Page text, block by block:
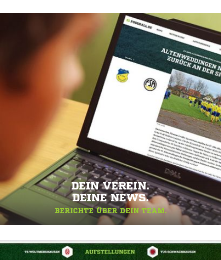
DEIN VEREIN.
DEINE NEWS.
BERICHTE ÜBER DEIN TEAM.